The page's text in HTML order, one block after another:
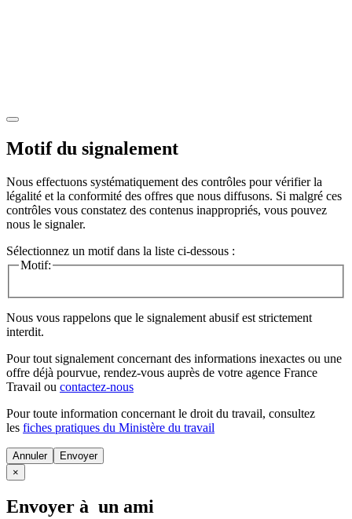
Motif du signalement
Nous effectuons systématiquement des contrôles pour vérifier la
légalité et la conformité des offres que nous diffusons. Si malgré ces
contrôles vous constatez des contenus inappropriés, vous pouvez
nous le signaler.
Sélectionnez un motif dans la liste ci-dessous :
Motif:
Nous vous rappelons que le signalement abusif est strictement
interdit.
Pour tout signalement concernant des informations inexactes ou une
offre déjà pourvue, rendez-vous auprès de votre agence France
Travail ou contactez-nous
Pour toute information concernant le droit du travail, consultez
les fiches pratiques du Ministère du travail
Annuler
×
Envoyer à un ami